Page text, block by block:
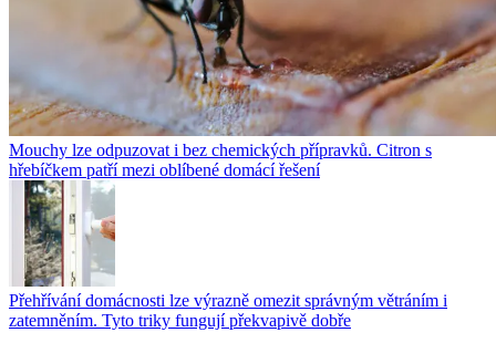
Mouchy lze odpuzovat i bez chemických přípravků. Citron s
hřebíčkem patří mezi oblíbené domácí řešení
Přehřívání domácnosti lze výrazně omezit správným větráním i
zatemněním. Tyto triky fungují překvapivě dobře